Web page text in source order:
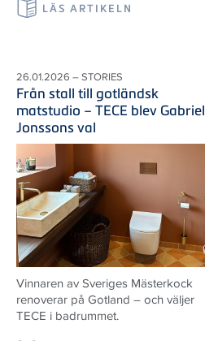
LÄS ARTIKELN
26.01.2026 – STORIES
Från stall till gotländsk
matstudio – TECE blev Gabriel
Jonssons val
Vinnaren av Sveriges Mästerkock
renoverar på Gotland – och väljer
TECE i badrummet.